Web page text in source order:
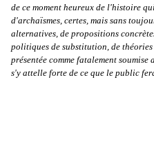
de ce moment heureux de l'histoire
d'archaïsmes, certes, mais sans
alternatives, de propositions
politiques de substitution, de
présentée comme fatalement
s'y attelle forte de ce que le public